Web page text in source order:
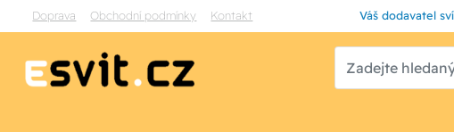
Doprava Obchodní podmínky Kontakt Váš dodavatel